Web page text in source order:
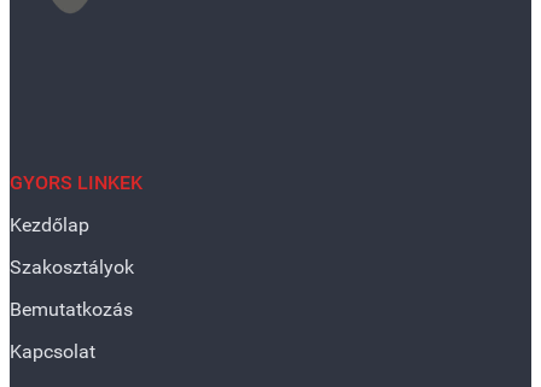
GYORS LINKEK
Kezdőlap
Szakosztályok
Bemutatkozás
Kapcsolat